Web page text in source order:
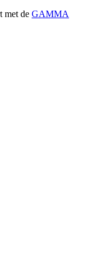
met de GAMMA